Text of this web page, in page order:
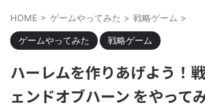
HOME > ゲームやってみた > 戦略ゲーム >
ゲームやってみた 戦略ゲーム
ハーレムを作りあげよう！
ェンドオブハーン をやって